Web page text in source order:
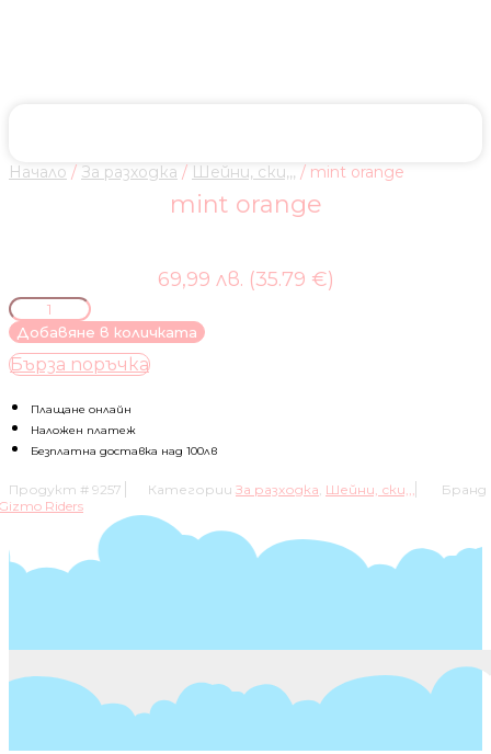
Начало / За разходка / Шейни, ски,,, / mint orange
mint orange
69,99 лв. (35.79 €)
количество
за
mint
orange
Добавяне в количката
Бърза поръчка
Плащане онлайн
Наложен платеж
Безплатна доставка над 100лв
Продукт # 9257 Категории За разходка, Шейни, ски,,,
Бранд
Riders